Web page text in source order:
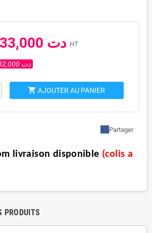
HT
- 32,000 دت
shopping_cart AJOUTER AU PANIER
Partager
livraison disponible (colis a
PRODUITS